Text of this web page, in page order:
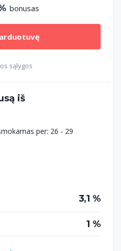
bonusas
sąlygos
iš
per: 26 - 29
3,1 %
1 %